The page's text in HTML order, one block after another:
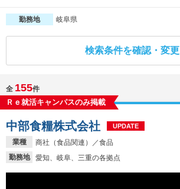
探す
【4年生】
イベントを探す スカウト
就活ノウハウ・サポート
就活支援
勤務地 岐阜県
検索条件を確認・変更
全 155件
Ｒｅ就活キャンパスのみ掲載
業種
商社（食品関連）／食品
勤務地
愛知、岐阜、三重の各拠点
中部食糧株式会社 UPDATE